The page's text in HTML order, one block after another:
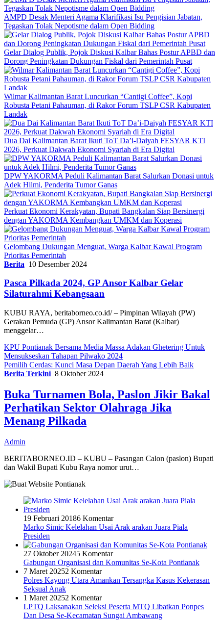
AMPD Desak Menteri Agama Klarifikasi Isu Pengisian Jabatan,
Tegaskan Tolak Nepotisme dalam Open Bidding
Gelar Dialog Publik, Pojok Diskusi Kalbar Bahas Postur APBD dan
Dorong Peningkatan Dukungan Fiskal dari Pemerintah Pusat
Wilmar Kalimantan Barat Luncurkan “Cantigi Coffee”, Kopi
Robusta Petani Pahauman, di Rakor Forum TSLP CSR Kabupaten
Landak
Dua Dai Kalimantan Barat Ikuti ToT Da’i-Daiyah FESYAR KTI
2026, Perkuat Dakwah Ekonomi Syariah di Era Digital
DPW YAKORMA Peduli Kalimantan Barat Salurkan Donasi untuk
Adek Hilmi, Penderita Tumor Ganas
Perkuat Ekonomi Kerakyatan, Bupati Bangkalan Siap Bersinergi
dengan YAKORMA Kembangkan UMKM dan Koperasi
Gelombang Dukungan Menguat, Warga Kalbar Kawal Program
Prioritas Pemerintah
Berita 10 Desember 2024
Pasca Pilkada 2024, GP Ansor Kalbar Gelar
Silaturahmi Kebangsaan
KUBU RAYA, beritaborneo.co.id/ – Pimpinan Wilayah (PW)
Gerakan Pemuda (GP) Ansor Kalimantan Barat (Kalbar)
menggelar…
KPU Pontianak Bersama Media Massa Adakan Ghetering Untuk
Mensukseskan Tahapan Pilwako 2024
Pemilih Cerdas: Kunci Masa Depan Daerah Yang Lebih Baik
Berita Terkini 8 Oktober 2024
Buka Turnamen Bola, Paslon Jikir Bakal
Perhatikan Sektor Olahraga Jika
Menang Pilkada
Admin
BERITABORNEO.ID – KUBU – Pasangan Calon (paslon) Bupati
dan Wakil Bupati Kubu Raya nomor urut…
19 Februari 20186 Komentar
Marko Simic Kelelahan Usai Arak arakan Juara Piala
Presiden
27 Oktober 20245 Komentar
Gabungan Organisasi dan Komunitas Se-Kota Pontianak
7 Maret 20252 Komentar
Polres Kayong Utara Amankan Tersangka Kasus Kekerasan
Seksual Anak
1 Maret 20252 Komentar
LPTQ Laksanakan Seleksi Peserta MTQ Libatkan Ponpes
Dan Desa Se-Kecamatan Sungai Ambawang